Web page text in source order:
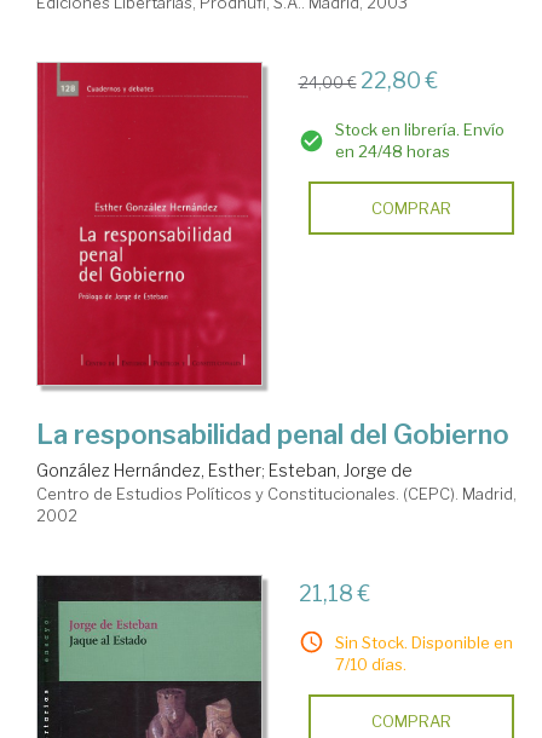
24,00 € 22,80 €
Stock en librería. Envío
en 24/48 horas
COMPRAR
La responsabilidad penal del Gobierno
González Hernández, Esther; Esteban, Jorge de
Centro de Estudios Políticos y Constitucionales. (CEPC). Madrid,
2002
21,18 €
Sin Stock. Disponible en
7/10 días.
COMPRAR